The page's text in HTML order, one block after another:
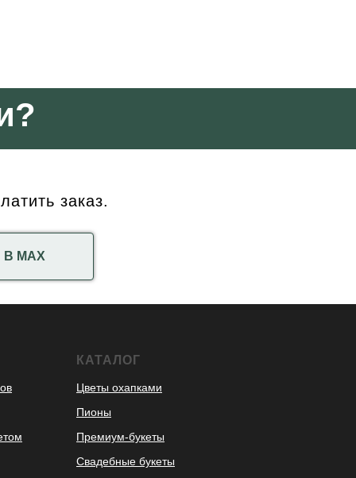
заказ.
В МАХ
КАТАЛОГ
Цветы охапками
Пионы
Премиум-букеты
Свадебные букеты